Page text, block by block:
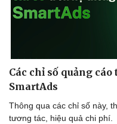
Văn học
Âm nhạc
Di sản
Các chỉ số quảng
SmartAds
Thông qua các chỉ số này,
tương tác, hiệu quả chi phí.